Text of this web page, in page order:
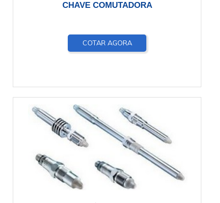
CHAVE COMUTADORA
COTAR AGORA